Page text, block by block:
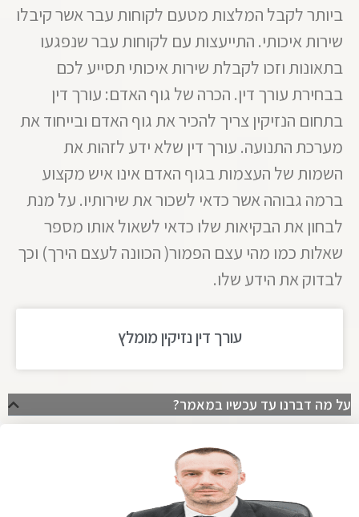
ביותר לקבל המלצות מטעם לקוחות עבר אשר קיבלו
שירות איכותי. התייעצות עם לקוחות עבר שנפגעו
בתאונות וזכו לקבלת שירות איכותי תסייע לכם
בבחירת עורך דין. הכרה של גוף האדם: עורך דין
בתחום הנזיקין צריך להכיר את גוף האדם ובייחוד את
מערכת התנועה. עורך דין שלא ידע לזהות את
השמות של העצמות בגוף האדם אינו איש מקצוע
ברמה גבוהה אשר כדאי לשכור את שירותיו. על מנת
לבחון את הבקיאות שלו כדאי לשאול אותו מספר
שאלות כמו מהי עצם הפמור( הכוונה לעצם הירך) וכך
לבדוק את הידע שלו.
עורך דין נזיקין מומלץ
על מה דברנו עד עכשיו במאמר?